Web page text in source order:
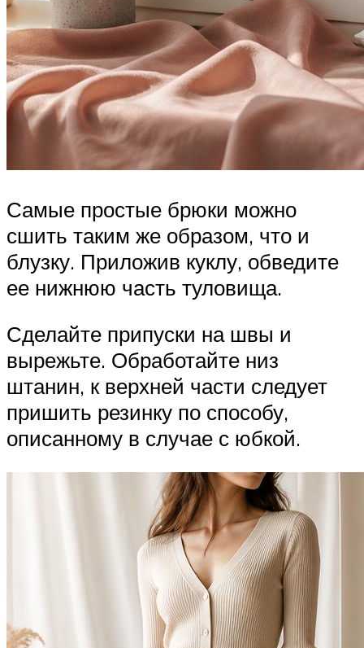
Самые простые брюки можно
сшить таким же образом, что и
блузку. Приложив куклу, обведите
ее нижнюю часть туловища.
Сделайте припуски на швы и
вырежьте. Обработайте низ
штанин, к верхней части следует
пришить резинку по способу,
описанному в случае с юбкой.